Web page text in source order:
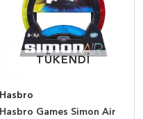
TÜKENDİ
TÜKENDİ
Hasbro
Hasbro Games Simon Air